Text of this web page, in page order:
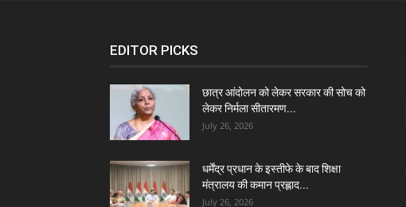
EDITOR PICKS
छात्र आंदोलन को लेकर सरकार की सोच को
लेकर निर्मला सीतारमण...
July 26, 2026
धर्मेंद्र प्रधान के इस्तीफे के बाद शिक्षा
मंत्रालय की कमान प्रह्लाद...
July 26, 2026